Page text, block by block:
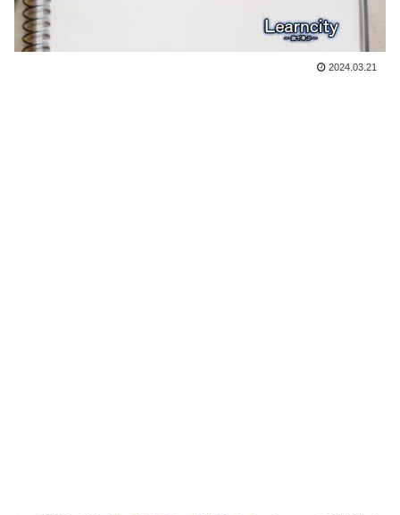
2024.03.21